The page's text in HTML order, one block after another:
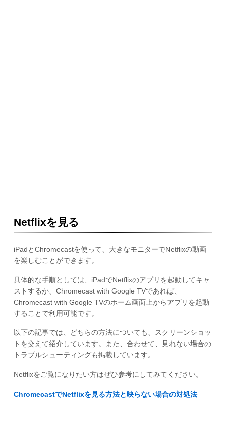
Netflixを見る
iPadとChromecastを使って、大きなモニターでNetflixの動画
を楽しむことができます。
具体的な手順としては、iPadでNetflixのアプリを起動してキャ
ストするか、Chromecast with Google TVであれば、
Chromecast with Google TVのホーム画面上からアプリを起動
することで利用可能です。
以下の記事では、どちらの方法についても、スクリーンショッ
トを交えて紹介しています。また、合わせて、見れない場合の
トラブルシューティングも掲載しています。
Netflixをご覧になりたい方はぜひ参考にしてみてください。
ChromecastでNetflixを見る方法と映らない場合の対処法